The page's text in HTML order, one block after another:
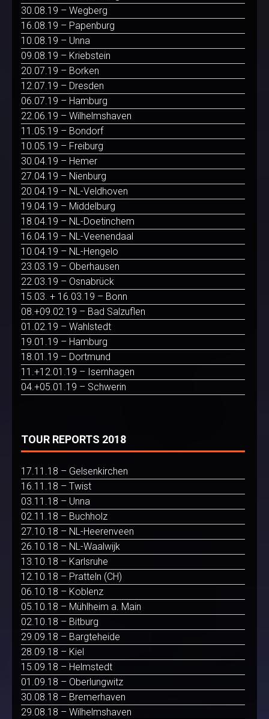
30.08.19 – Wegberg
16.08.19 – Papenburg
10.08.19 – Unna
09.08.19 – Kriebstein
20.07.19 – Borken
12.07.19 – Dresden
06.07.19 – Hamburg
22.06.19 – Wilhelmshaven
11.05.19 – Bondorf
10.05.19 – Freiburg
30.04.19 – Hemer
27.04.19 – Nienburg
20.04.19 – NL-Veldhoven
19.04.19 – Middelburg
18.04.19 – NL-Doetinchem
16.04.19 – NL-Veenendaal
10.04.19 – NL-Hengelo
23.03.19 – Oberhausen
22.03.19 – Osnabrück
15.03. + 16.03.19 – Bonn
08.+09.02.19 – Bad Salzuflen
01.02.19 – Wahlstedt
19.01.19 – Hamburg
18.01.19 – Dortmund
11.+12.01.19 – Isernhagen
04.+05.01.19 – Schwerin
TOUR REPORTS 2018
17.11.18 – Gelsenkirchen
16.11.18 – Twist
03.11.18 – Unna
02.11.18 – Buchholz
27.10.18 – NL-Heerenveen
26.10.18 – NL-Waalwijk
13.10.18 – Karlsruhe
12.10.18 – Pratteln (CH)
06.10.18 – Koblenz
05.10.18 – Mühlheim a. Main
02.10.18 – Bitburg
29.09.18 – Bargteheide
28.09.18 – Kiel
15.09.18 – Helmstedt
01.09.18 – Oberlungwitz
30.08.18 – Bremerhaven
29.08.18 – Wilhelmshaven